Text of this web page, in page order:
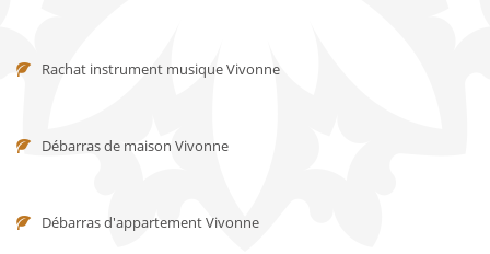
Rachat instrument musique Vivonne
Débarras de maison Vivonne
Débarras d'appartement Vivonne